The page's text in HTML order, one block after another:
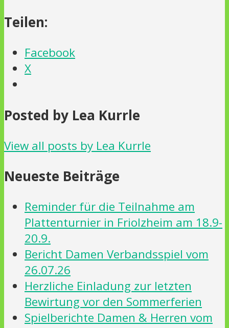
Teilen:
Facebook
X
Posted by Lea Kurrle
View all posts by Lea Kurrle
Neueste Beiträge
Reminder für die Teilnahme am
Plattenturnier in Friolzheim am 18.9-
20.9.
Bericht Damen Verbandsspiel vom
26.07.26
Herzliche Einladung zur letzten
Bewirtung vor den Sommerferien
Spielberichte Damen & Herren vom